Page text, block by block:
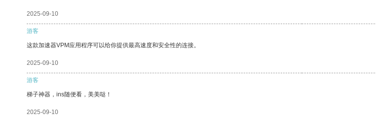
2025-09-10
游客
这款加速器VPM应用程序可以给你提供最高速度和安全性的连接。
2025-09-10
游客
梯子神器，ins随便看，美美哒！
2025-09-10